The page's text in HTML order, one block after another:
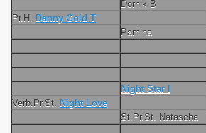
Dornik B
Pr.H. Danny Gold T
Pamina
Night Star I
Verb.Pr.St. Night Love
St.Pr.St. Natascha